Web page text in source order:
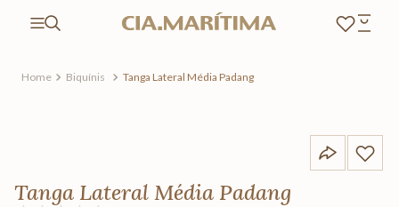
Biquínis Tanga Lateral Média Padang
Tanga Lateral Média Padang